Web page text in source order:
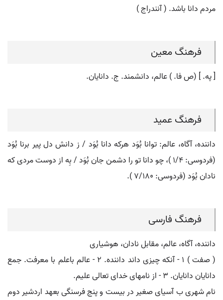
مردم دانا باشد. ( آنندراج )
فرهنگ معین
[ په. ] (ص فا. ) عالم، دانشمند. ج. دانایان.
فرهنگ عمید
داننده، آگاه، عالم: توانا بُوَد هرکه دانا بُوَد / ز دانش دل پیر برنا بُوَد
(فردوسی: ۱/۴ )، چو دانا تو را دشمن جان بُوَد / بِه از دوست مردی که
نادان بُوَد (فردوسی: ۷/۱۸۰ ).
فرهنگ فارسی
داننده، آگاه، عالم، مقابل نادان، هوشیاری
( صفت ) ۱ - آنکه چیزی داند داننده. ۲ - عالم باعلم با معرفت. جمع
دانایان دانایان. ۳ - از نامهای خدای تعالی علیم.
نام شهری ب آسیای صغیر در بیست و پنج فرسنگی بعهد اردشیر دوم